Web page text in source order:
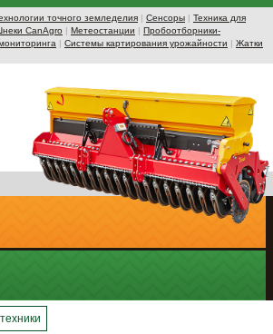
точного земледелия | Сенсоры | Техника для
CanAgro | Метеостанции | Пробоотборники-
| Системы картирования урожайности | Жатки